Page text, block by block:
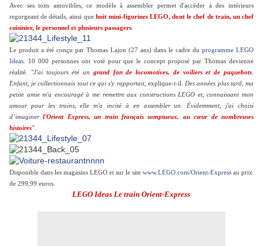
Avec ses toits amovibles, ce modèle à assembler permet d'accéder à des intérieurs
regorgeant de détails, ainsi que huit mini-figurines LEGO, dont le chef de train, un chef
cuisinier, le personnel et plusieurs passagers
Le produit a été conçu par Thomas Lajon (27 ans) dans le cadre du programme LEGO
Ideas . 10 000 personnes ont voté pour que le concept proposé par Thomas devienne
réalité. "J'ai toujours été un grand fan de locomotives, de voiliers et de paquebots
Enfant, je collectionnais tout ce qui s'y rapportait, explique-t-il.
Des années plus tard, ma
petite amie m'a encouragé à me remettre aux constructions LEGO et, connaissant mon
amour pour les trains, elle m'a incité à en assembler un. Évidemment, j'ai choisi
d’imaginerl'Orient Express, un train français somptueux, au cœur de nombreuses
histoires".
Disponible dans les magasins LEGO et sur le site www.LEGO.com/Orient-Express au prix
de 299,99 euros.
LEGO Ideas Le train Orient-Express